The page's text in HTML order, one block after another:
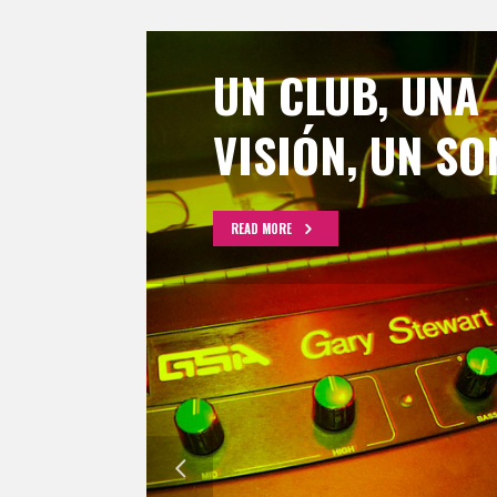
UN CLUB, UNA
VISIÓN, UN
READ MORE